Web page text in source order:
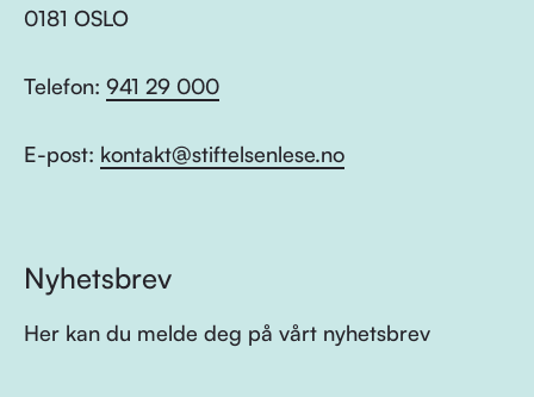
0181 OSLO
Telefon: 941 29 000
E-post: kontakt@stiftelsenlese.no
Nyhetsbrev
Her kan du melde deg på vårt nyhetsbrev